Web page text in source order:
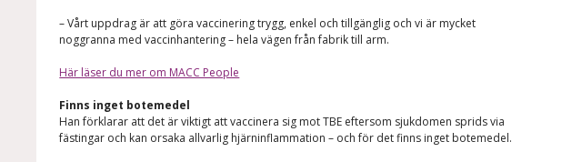
– Vårt uppdrag är att göra vaccinering trygg, enkel och tillgänglig och vi är mycket
noggranna med vaccinhantering – hela vägen från fabrik till arm.
Här läser du mer om MACC People
Finns inget botemedel
Han förklarar att det är viktigt att vaccinera sig mot TBE eftersom sjukdomen sprids via
fästingar och kan orsaka allvarlig hjärninflammation – och för det finns inget botemedel.